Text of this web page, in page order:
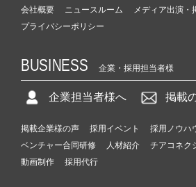
会社概要 ニュースルーム
メディア出演・
プライバシーポリシー
BUSINESS 企業・採用担当者様
企業担当者様へ 掲載
掲載企業様の声 採用イベント 採用ノウハ
ベンチャー合同研修
人材紹介 チアコネク
動画制作
採用代行